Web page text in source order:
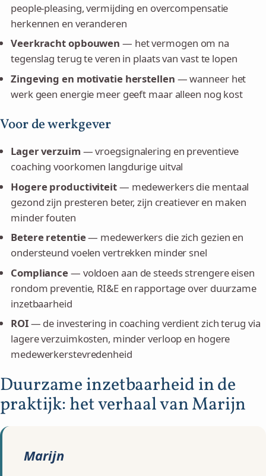
people-pleasing, vermijding en overcompensatie
herkennen en veranderen
Veerkracht opbouwen — het vermogen om na
tegenslag terug te veren in plaats van vast te lopen
Zingeving en motivatie herstellen — wanneer het
werk geen energie meer geeft maar alleen nog kost
Voor de werkgever
Lager verzuim — vroegsignalering en preventieve
coaching voorkomen langdurige uitval
Hogere productiviteit— medewerkers die mentaal
gezond zijn presteren beter, zijn creatiever en maken
minder fouten
Betere retentie— medewerkers die zich gezien en
ondersteund voelen vertrekken minder snel
Compliance— voldoen aan de steeds strengere eisen
rondom preventie, RI&E en rapportage over duurzame
inzetbaarheid
ROI— de investering in coaching verdient zich terug via
lagere verzuimkosten, minder verloop en hogere
medewerkerstevredenheid
Duurzame inzetbaarheid in de
praktijk: het verhaal van Marijn
Marijn